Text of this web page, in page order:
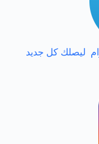
ليصلك كل جديد